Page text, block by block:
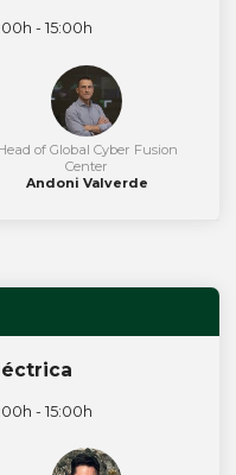
- 15:00h
of Global Cyber Fusion
Center
Andoni Valverde
- 15:00h